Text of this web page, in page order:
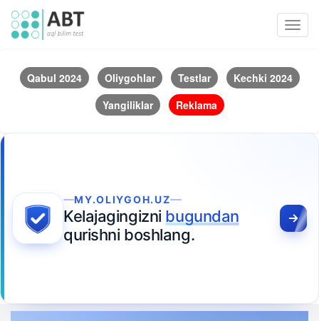
Qabul 2024 Oliygohlar Testlar
Kechki 2024
Yangiliklar
Reklama
MY.OLIYGOH.UZ
Kelajagingizni bugundan
qurishni boshlang.